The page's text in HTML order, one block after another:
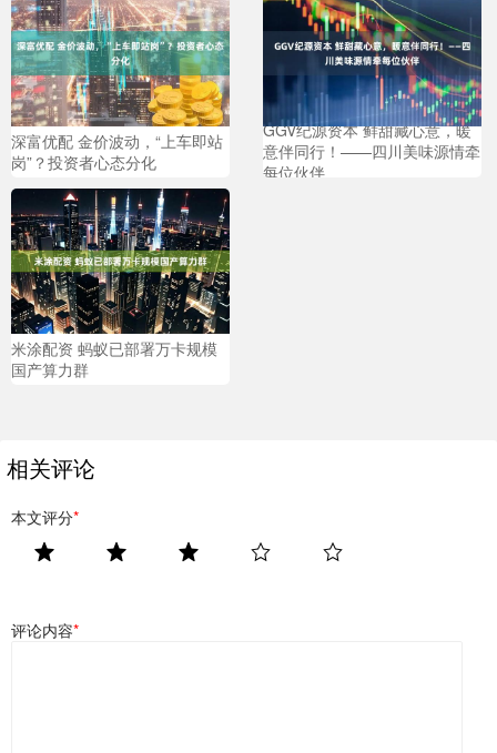
深富优配 金价波动，“上车即站
岗”？投资者心态分化
GGV纪源资本 鲜甜藏心意，暖
意伴同行！——四川美味源情牵
每位伙伴
米涂配资 蚂蚁已部署万卡规模
国产算力群
相关评论
本文评分*
评论内容*